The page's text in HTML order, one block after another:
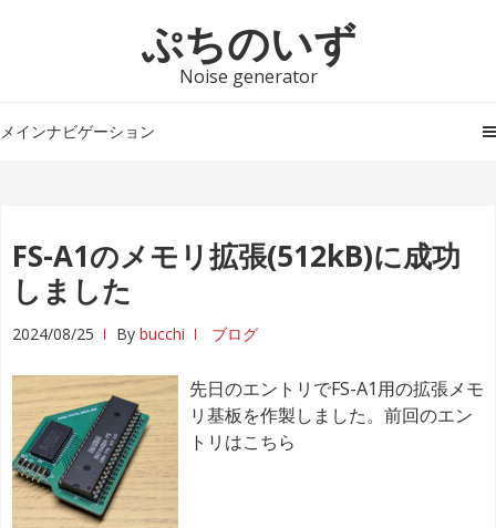
シ
ス
キ
プ
ツ
ッ
プ
ぷちのいず
Noise generator
メインナビゲーション
FS-A1のメモリ拡張(512kB)に成功
しました
2024/08/25 By bucchi ブログ
先日のエントリでFS-A1用の拡張メモ
リ基板を作製しました。前回のエン
トリはこちら